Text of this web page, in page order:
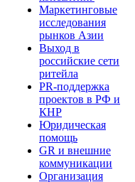
Маркетинговые
исследования
рынков Азии
Выход в
российские сети
ритейла
PR-поддержка
проектов в РФ и
КНР
Юридическая
помощь
GR и внешние
коммуникации
Организация